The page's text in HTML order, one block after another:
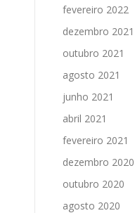
fevereiro 2022
dezembro 2021
outubro 2021
agosto 2021
junho 2021
abril 2021
fevereiro 2021
dezembro 2020
outubro 2020
agosto 2020